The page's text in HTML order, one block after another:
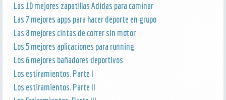
Las 10 mejores zapatillas Adidas para caminar
Las 7 mejores apps para hacer deporte en grupo
Las 8 mejores cintas de correr sin motor
Los 5 mejores aplicaciones para running
Los 6 mejores bañadores deportivos
Los estiramientos. Parte I
Los estiramientos. Parte II